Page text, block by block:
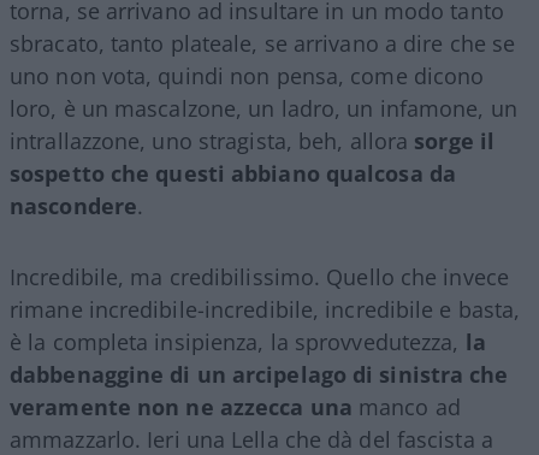
torna, se arrivano ad insultare in un modo tanto
sbracato, tanto plateale, se arrivano a dire che se
uno non vota, quindi non pensa, come dicono
loro, è un mascalzone, un ladro, un infamone, un
intrallazzone, uno stragista, beh, allora sorge il
sospetto che questi abbiano qualcosa da
nascondere.
Incredibile, ma credibilissimo. Quello che invece
rimane incredibile-incredibile, incredibile e basta,
è la completa insipienza, la sprovvedutezza, la
dabbenaggine di un arcipelago di sinistra che
veramente non ne azzecca una manco ad
ammazzarlo. Ieri una Lella che dà del fascista a